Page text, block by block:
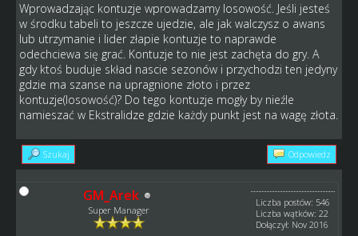
Wprowadzając kontuzje wprowadzamy losowość. Jeśli jesteś
w środku tabeli to jeszcze ujedzie, ale jak walczysz o awans
lub utrzymanie i lider złapie kontuzje to naprawde
odechciewa się grać. Kontuzje to nie jest zachęta do gry. A
gdy ktoś buduje skład nascie sezonów i przychodzi ten jedyny
gdzie ma szanse na upragnione złoto i przez
kontuzje(losowość)? Do tego kontuzje mogły by nieźle
namieszać w Ekstralidze gdzie każdy punkt jest na wagę złota.
Szukaj Odpowiedz
GM_Arek
Super Manager
Liczba postów: 546
Liczba wątków: 22
Dołączył: Nov 2016